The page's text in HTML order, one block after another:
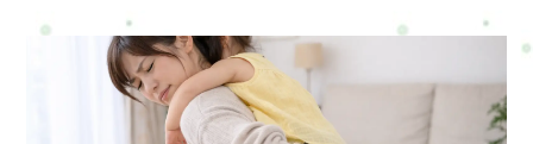
の確認以下の内容で送信します。よろしいですか？氏名必須メ
ールアドレス必須お問い合わせ内容必須お問い合わせ内容によ
っては回答できない場合もございますのであらかじめご了承く
ださい。プライバシーポリシーにご同意の上、お問い合わせ内
肩は、長時間の前かがみ姿勢によって起こる姿勢の崩れです。
主な原因・小胸筋の緊張・肩甲骨の可動低下・長時間の座り姿
勢巻き肩を改善するためには・胸のストレッチ・肩甲骨の運
動・姿勢の見直しが重要になります。横浜市戸塚区で体の不調
っぱられた状態になり、後頭部まで緊張が広がります。その結
果、後頭部からこめかみにかけて重い痛みや締めつけ感が出や
すくなります。また、子どもの泣き声や夜間の覚醒にすぐ対応
しなければならない生活は、交感神経が優位になりやすい状態
です。気が休まらず、呼吸も浅くなりやすいため、肩や首の力
抱っこによる首や肩の緊張・授乳やミルク時の前かがみ姿勢・
スマホを見ながらの育児・寝不足による筋肉疲労・精神的な緊
張やストレス・家事と育児の同時進行特に抱っこでは腕だけで
なく、首から肩、背中まで全体の筋肉で支えるため、首の筋肉
が常に働き続ける状態になります。さらにスマホを見る姿勢が
とが多いため、肩や首の筋肉に大きな負担がかかります。筋肉
の緊張が続くと血流が低下し、重だるさや痛みとして感じやす
くなります。育児・子育てによる肩こりとは 育児中の肩こり
は、日常の動作や姿勢の影響を強く受ける不調です。特に赤ち